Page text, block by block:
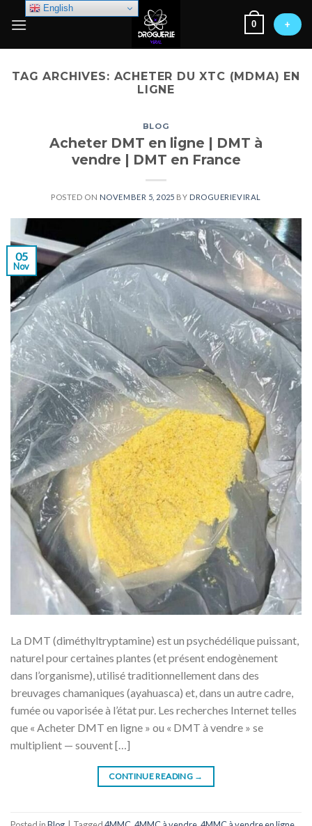
0 +
TAG ARCHIVES: ACHETER DU XTC (MDMA) EN
LIGNE
BLOG
Acheter DMT en ligne | DMT à
vendre | DMT en France
POSTED ON NOVEMBER 5, 2025 BY DROGUERIEVIRAL
05
Nov
La DMT (diméthyltryptamine) est un psychédélique puissant,
naturel pour certaines plantes (et présent endogènement
dans l’organisme), utilisé traditionnellement dans des
breuvages chamaniques (ayahuasca) et, dans un autre cadre,
fumée ou vaporisée à l’état pur. Les recherches Internet telles
que « Acheter DMT en ligne » ou « DMT à vendre » se
multiplient — souvent […]
CONTINUE READING →
English